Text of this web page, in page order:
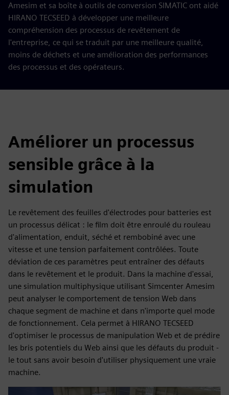
Amesim et sa boîte à outils de conversion SIMATIC ont aidé
HIRANO TECSEED à développer une meilleure
compréhension des processus de revêtement de
l'entreprise, ce qui se traduit par une meilleure qualité,
moins de déchets et une amélioration des performances
des processus et des opérateurs.
Améliorer un processus
sensible grâce à la
simulation
Le revêtement des feuilles d'électrodes pour batteries est
un processus délicat : le film doit être enroulé du rouleau
d'alimentation, enduit, séché et rembobiné avec une
vitesse et une tension parfaitement contrôlées. Toute
déviation de ces paramètres peut entraîner des défauts
dans le revêtement et le produit. Dans la machine d'essai,
une simulation multiphysique utilisant Simcenter Amesim
peut analyser le comportement de tension Web dans
chaque segment de machine et dans n'importe quel mode
de fonctionnement. Cela permet à HIRANO TECSEED
d'optimiser le processus de manipulation Web et de prédire
les bris potentiels du Web ainsi que les défauts du produit -
le tout sans avoir besoin d'utiliser physiquement une vraie
machine.